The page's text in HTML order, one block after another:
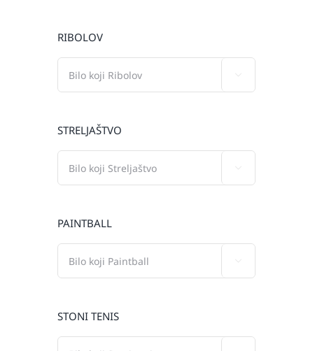
RIBOLOV
STRELJAŠTVO
PAINTBALL
STONI TENIS